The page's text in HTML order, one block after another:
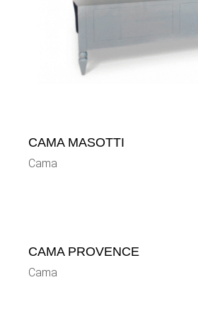
CAMA MASOTTI
Cama
CAMA PROVENCE
Cama